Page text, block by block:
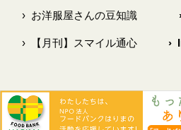
›お洋服屋さんの豆知識
›【月刊】スマイル通心 ›